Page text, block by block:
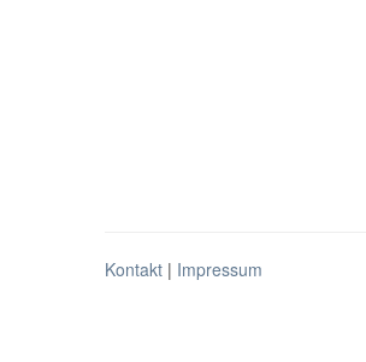
Kontakt | Impressum